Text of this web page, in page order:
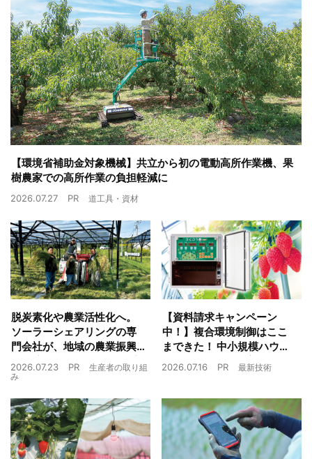
【環境省補助金対象機械】共立から初の電動高所作業機、果
樹農家での高所作業の負担軽減に
2026.07.27 PR 道工具・資材
脱炭素化や農業活性化へ。
ソーラーシェアリングの専
門会社が、地域の農業振興
や経済循環をワンストップ
でサポート
2026.07.23 PR
生産者の取り組
み
【資料請求キャンペーン
中！】複合環境制御はここ
まできた！ 中小規模ハウス
でも検討しやすい高コスパ
複合環境制御装置が誕生
2026.07.16 PR 最新技術